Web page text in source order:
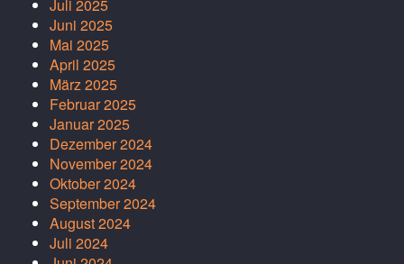
Juli 2025
Juni 2025
Mai 2025
April 2025
März 2025
Februar 2025
Januar 2025
Dezember 2024
November 2024
Oktober 2024
September 2024
August 2024
Juli 2024